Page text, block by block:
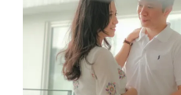
產
科
醫